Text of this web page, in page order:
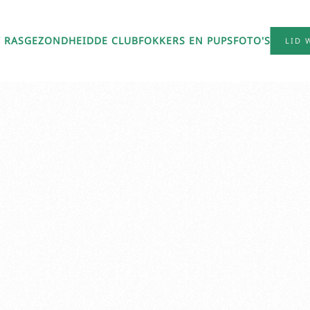
RASGEZONDHEIDDE CLUBFOKKERS EN PUPSFOTO'S LID